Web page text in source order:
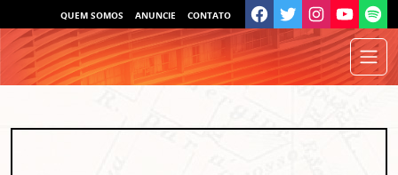
QUEM SOMOS ANUNCIE CONTATO